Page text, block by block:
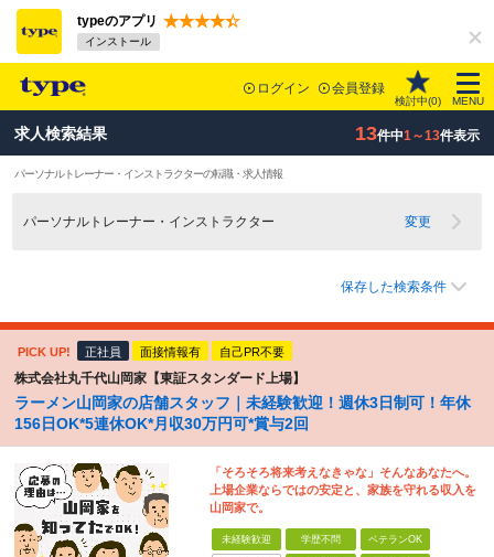
typeのアプリ
インストール
ログイン 会員登録
検討中(0) MENU
求人検索結果 13件中1～13件表示
パーソナルトレーナー・インストラクターの転職・求人情報
パーソナルトレーナー・インストラクター 変更
保存した検索条件
PICK UP! 正社員 面接情報有 自己PR不要
株式会社丸千代山岡家【東証スタンダード上場】
ラーメン山岡家の店舗スタッフ｜未経験歓迎！週休3日制可！年休
156日OK*5連休OK*月収30万円可*賞与2回
「そろそろ将来考えなきゃな」そんなあなたへ。
上場企業ならではの安定と、家族を守れる収入を
山岡家で。
未経験歓迎 学歴不問 ベテランOK